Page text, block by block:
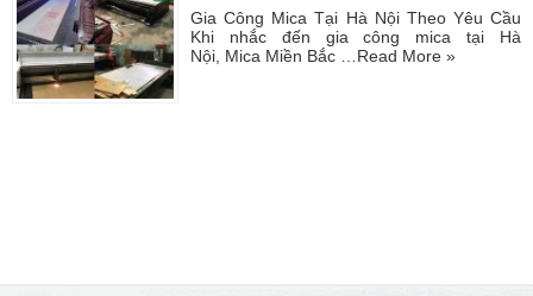
Gia Công Mica Tại Hà Nội Theo Yêu Cầu
Khi nhắc đến gia công mica tại Hà
Nội, Mica Miền Bắc … Read More »